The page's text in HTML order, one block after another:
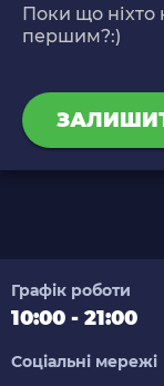
Поки що ніхто
першим?:)
Графік роботи
10:00 - 21:00
Соціальні мережі